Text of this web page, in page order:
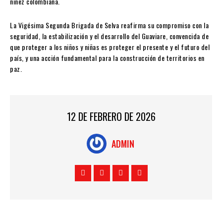
La Vigésima Segunda Brigada de Selva reafirma su compromiso con la
seguridad, la estabilización y el desarrollo del Guaviare, convencida de
que proteger a los niños y niñas es proteger el presente y el futuro del
país, y una acción fundamental para la construcción de territorios en
paz.
12 DE FEBRERO DE 2026
ADMIN